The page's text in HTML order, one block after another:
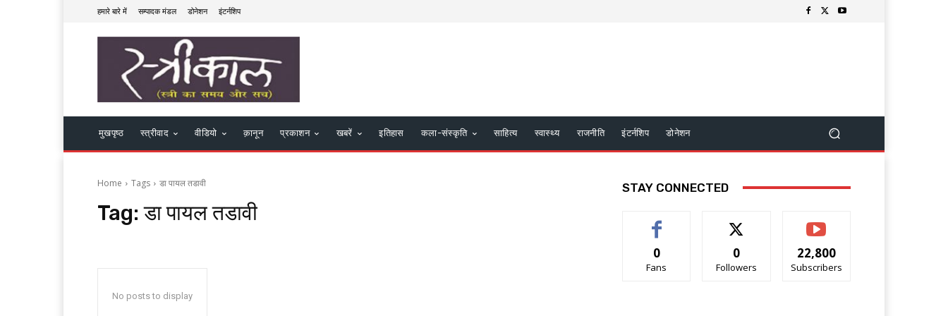
हमारे बारे में सम्पादक मंडल डोनेशन इंटर्नशिप
मुखपृष्ठ स्त्रीवाद वीडियो क़ानून प्रकाशन खबरें इतिहास कला-संस्कृति साहित्य स्वास्थ्य राजनीति इंटर्नशिप डोनेशन
Home Tags डा पायल तडावी
Tag:डा पायल तडावी
No posts to display
STAY CONNECTED
0
Fans
0
Followers
22,800
Subscribers